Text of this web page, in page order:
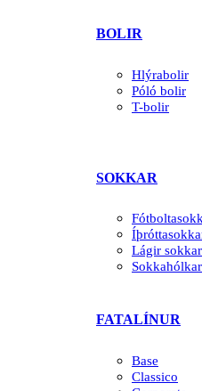
BOLIR
Hlýrabolir
Póló bolir
T-bolir
SOKKAR
Lágir sokkar
Sokkahólkar
FATALÍNUR
Base
Classico